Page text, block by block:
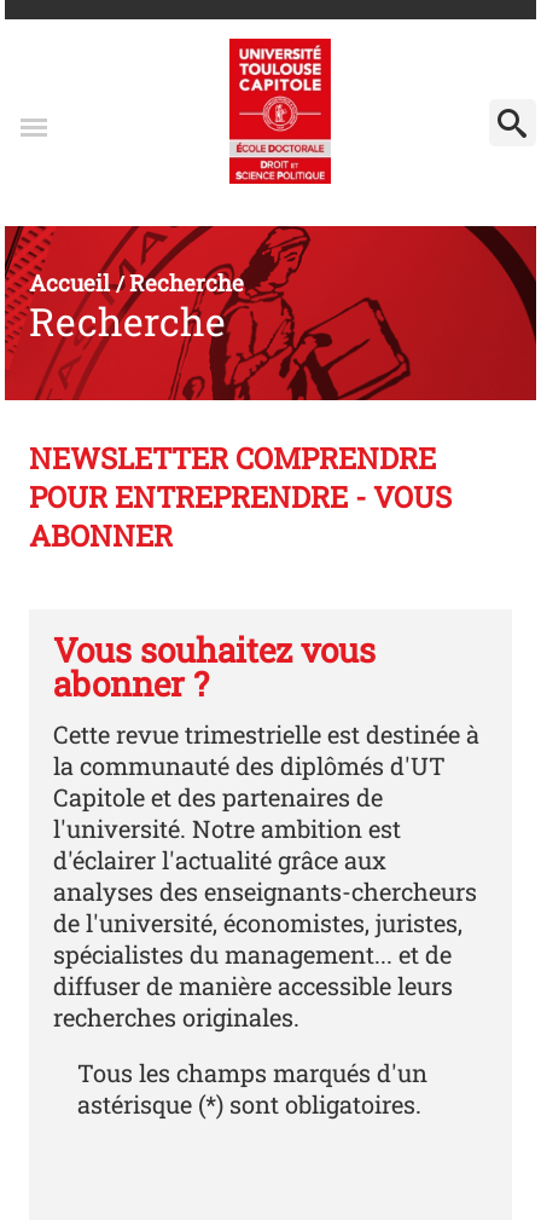
Accueil/Recherche
Recherche
NEWSLETTER COMPRENDRE
POUR ENTREPRENDRE - VOUS
ABONNER
Vous souhaitez vous
abonner ?
Cette revue trimestrielle est destinée à
la communauté des diplômés d'UT
Capitole et des partenaires de
l'université. Notre ambition est
d'éclairer l'actualité grâce aux
analyses des enseignants-chercheurs
de l'université, économistes, juristes,
spécialistes du management... et de
diffuser de manière accessible leurs
recherches originales.
Tous les champs marqués d'un
astérisque (*) sont obligatoires.